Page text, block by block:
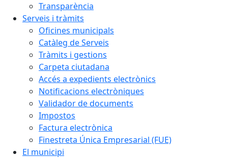
Transparència
Serveis i tràmits
Oficines municipals
Catàleg de Serveis
Tràmits i gestions
Carpeta ciutadana
Accés a expedients electrònics
Notificacions electròniques
Validador de documents
Impostos
Factura electrònica
Finestreta Única Empresarial (FUE)
El municipi